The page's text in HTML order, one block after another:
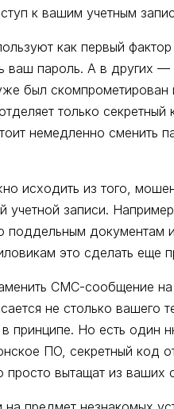
к вашим учетным
как первый
ваш пароль. А в других —
был скомпрометирован
только секретный
немедленно сменить
исходить из того,
учетной записи.
поддельным документам
это сделать еще
СМС-сообщение
не столько вашего
принципе. Но есть один
ПО, секретный код
просто вытащат из ваших